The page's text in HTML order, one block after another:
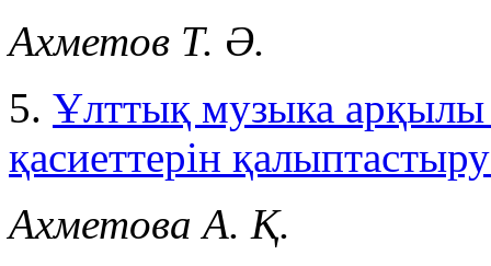
Ахметов Т. Ә.
5. Ұлттық музыка
қасиеттерін
Ахметова А. Қ.